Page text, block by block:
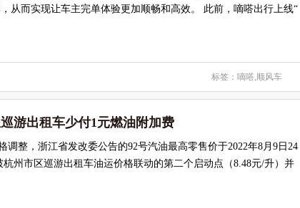
从而实现让车主完单体验更加顺畅和高效。 此前，嘀嗒出行上线“
标签： 嘀嗒, 顺风车
游出租车少付1元燃油附加费
调整，浙江省发改委公告的92号汽油最高零售价于2022年8月9日24
杭州市区巡游出租车油运价格联动的第二个启动点（8.48元/升）并